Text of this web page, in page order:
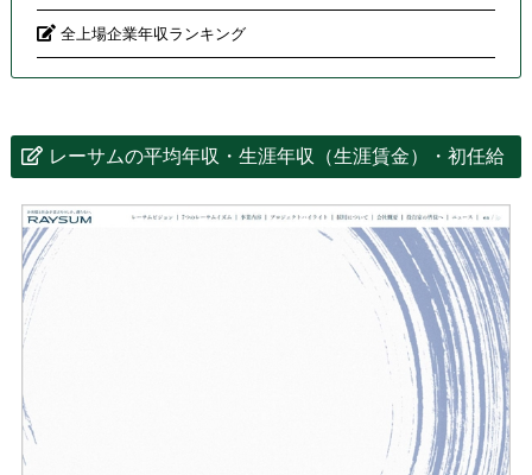
全上場企業年収ランキング
レーサムの平均年収・生涯年収（生涯賃金）・初任給